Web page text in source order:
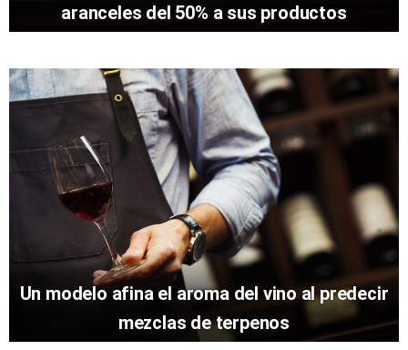
aranceles del 50% a sus productos
Un modelo afina el aroma del vino al predecir
mezclas de terpenos